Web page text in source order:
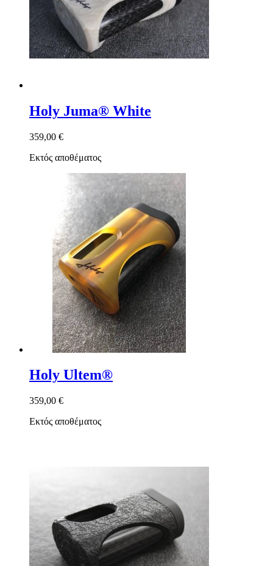
Holy Juma® White
359,00 €
Εκτός αποθέματος
Holy Ultem®
359,00 €
Εκτός αποθέματος